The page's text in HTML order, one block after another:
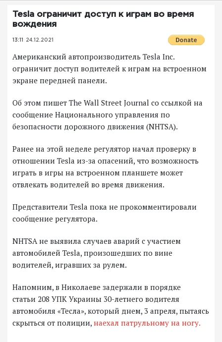
Tesla ограничит доступ к играм во время
вождения
13:11 24.12.2021
Американский автопроизводитель Tesla Inc.
ограничит доступ водителей к играм на встроенном
экране передней панели.
Об этом пишет The Wall Street Journal со ссылкой на
сообщение Национального управления по
безопасности дорожного движения (NHTSA).
Ранее на этой неделе регулятор начал проверку в
отношении Tesla из-за опасений, что возможность
играть в игры на встроенном планшете может
отвлекать водителей во время движения.
Представители Tesla пока не прокомментировали
сообщение регулятора.
NHTSA не выявила случаев аварий с участием
автомобилей Tesla, произошедших по вине
водителей, игравших за рулем.
Напомним, в Николаеве задержали в порядке
статьи 208 УПК Украины 30-летнего водителя
автомобиля «Тесла», который днем, 3 апреля, пытаясь
скрыться от полиции, наехал патрульному на ногу.